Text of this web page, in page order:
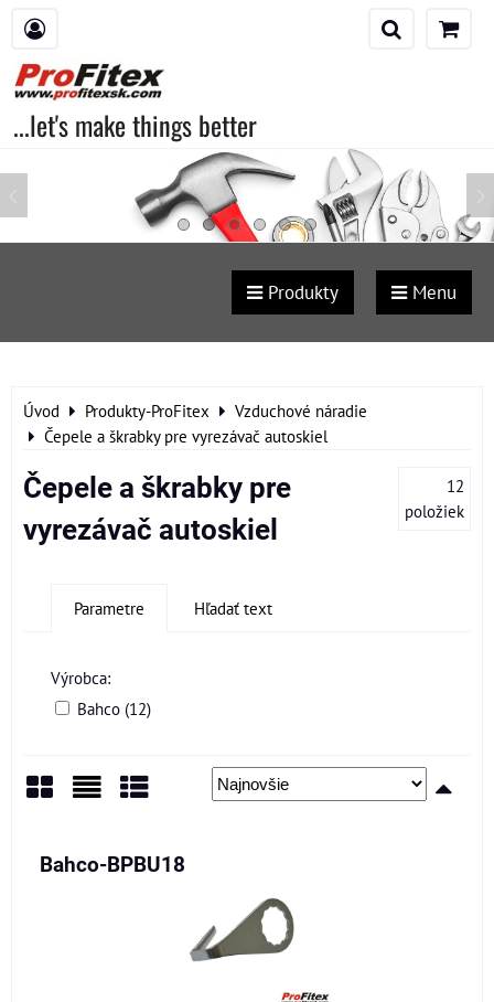
...let's make things better
Produkty Menu
Úvod Produkty-ProFitex
Vzduchové náradie
Čepele a škrabky pre vyrezávač autoskiel
Čepele a škrabky pre
vyrezávač autoskiel
12
položiek
Parametre Hľadať text
Výrobca:
Bahco (12)
Bahco-BPBU18